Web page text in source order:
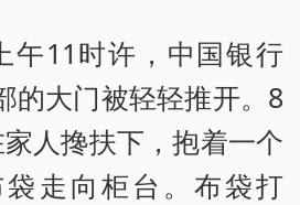
午11时许，中国银行
的大门被轻轻推开。8
人搀扶下，抱着一个
走向柜台。布袋打